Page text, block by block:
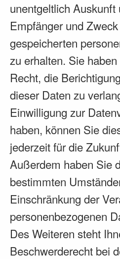
unentgeltlich Auskunft
Empfänger und
gespeicherten
zu erhalten. Sie
Recht, die
dieser Daten zu
Einwilligung zur
haben, können Sie
jederzeit für die
Außerdem haben Sie
bestimmten
Einschränkung der
personenbezogenen
Des Weiteren steht
Beschwerderecht bei